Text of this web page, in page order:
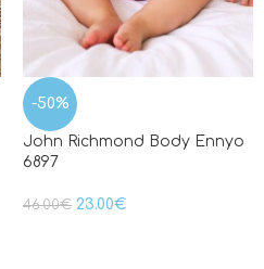
-50%
John Richmond Body Ennyo
6897
46.00€ 23.00€